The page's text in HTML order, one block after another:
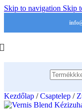
Skip to navigation Skip
Kezdőlap / Csaptelep /